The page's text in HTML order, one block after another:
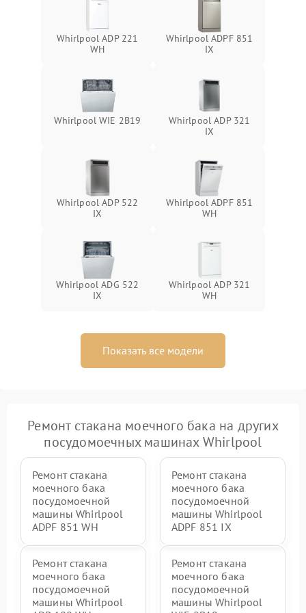
Whirlpool ADP 221
WH
Whirlpool ADPF 851
IX
Whirlpool WIE 2B19
Whirlpool ADP 321
IX
Whirlpool ADP 522
IX
Whirlpool ADPF 851
WH
Whirlpool ADG 522
IX
Whirlpool ADP 321
WH
Показать все модели
Ремонт стакана моечного бака на других
посудомоечных машинах Whirlpool
Ремонт стакана
моечного бака
посудомоечной
машины Whirlpool
ADPF 851 WH
Ремонт стакана
моечного бака
посудомоечной
машины Whirlpool
ADPF 851 IX
Ремонт стакана
моечного бака
посудомоечной
машины Whirlpool
Ремонт стакана
моечного бака
посудомоечной
машины Whirlpool